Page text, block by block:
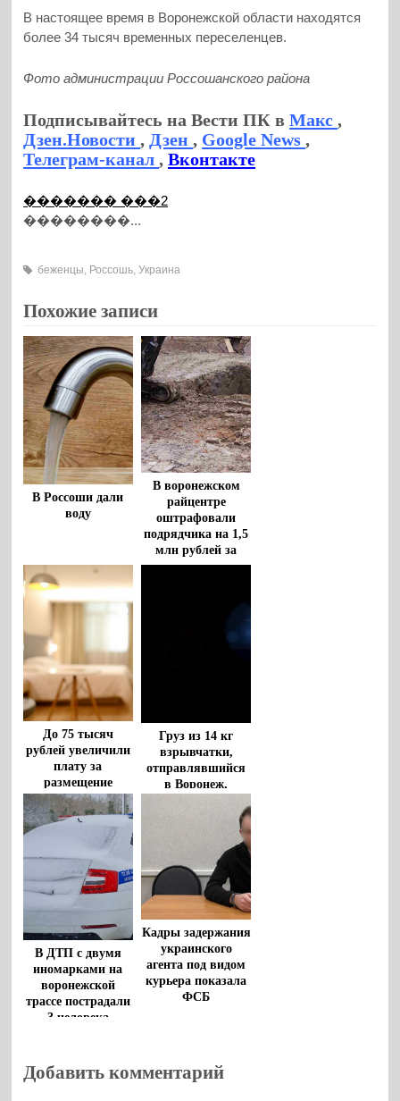
В настоящее время в Воронежской области находятся
более 34 тысяч временных переселенцев.
Фото администрации Россошанского района
Подписывайтесь на Вести ПК вМакс,
Дзен.Новости,Дзен, Google News,
Телеграм-канал,Вконтакте
������� ���2
��������...
беженцы Россошь ,Украина
Похожие записи
В Россоши дали
воду
В воронежском
райцентре
оштрафовали
подрядчика на 1,5
млн рублей за
срыв сроков
До 75 тысяч
рублей увеличили
плату за
размещение
беженцев в
квартирах
воронежцев
Груз из 14 кг
взрывчатки,
отправлявшийся
в Воронеж,
задержали в
В ДТП с двумя
иномарками на
воронежской
трассе пострадали
3 человека
Кадры задержания
украинского
агента под видом
курьера показала
ФСБ
Добавить комментарий